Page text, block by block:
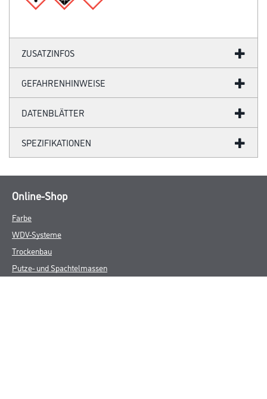
ZUSATZINFOS
GEFAHRENHINWEISE
DATENBLÄTTER
SPEZIFIKATIONEN
Online-Shop
Farbe
WDV-Systeme
Trockenbau
Putze- und Spachtelmassen